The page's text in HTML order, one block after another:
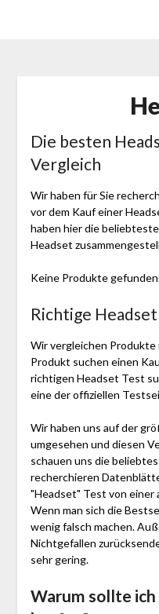
Die besten
Vergleich
Wir haben für Sie
vor dem Kauf einer
haben hier die
Headset
Keine Produkte
Richtige
Wir vergleichen Produkte
Produkt suchen einen
richtigen Headset Test
eine der offiziellen
Wir haben uns auf der
umgesehen und diesen
schauen uns die
recherchieren
"Headset" Test von einer
Wenn man sich die
wenig falsch machen.
Nichtgefallen
sehr gering.
Warum sollte